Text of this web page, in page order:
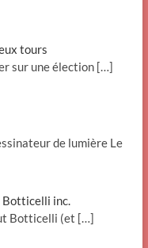
tours
sur une élection […]
de lumière Le
Botticelli inc.
Botticelli (et […]